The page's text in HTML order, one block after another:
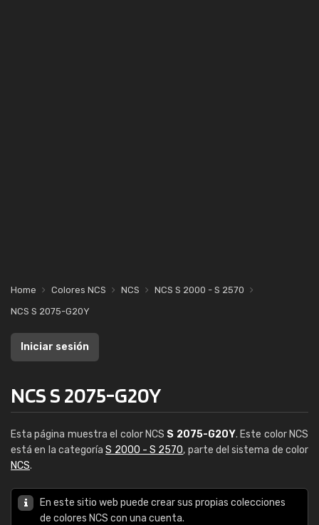
Home Colores NCS NCS
NCS S 2000 - S 2570
NCS S 2075-G20Y
Iniciar sesión
NCS S 2075-G20Y
Esta página muestra el color NCS S 2075-G20Y. Este color NCS
está en la categoríaS 2000 - S 2570, parte del sistema de color
NCS.
En este sitio web puede crear sus propias colecciones
de colores NCS con una cuenta.